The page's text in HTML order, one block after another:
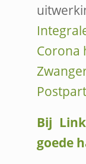
Corona
Bij
goede